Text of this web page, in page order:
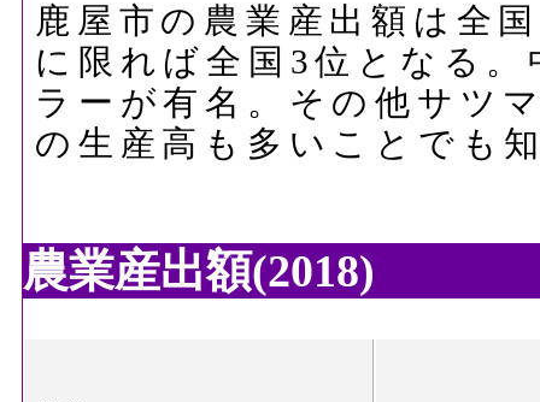
鹿屋市の農業産出額は全
に限れば全国3位となる
ラーが有名。その他サツ
の生産高も多いことでも
農業産出額(2018)